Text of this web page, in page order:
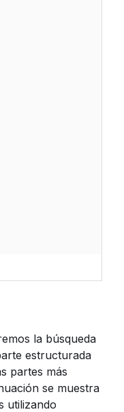
la búsqueda
estructurada
partes más
se muestra
utilizando